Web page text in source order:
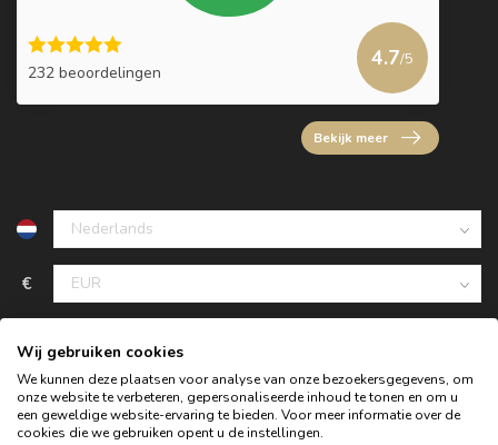
232 beoordelingen
4.7/5
Bekijk meer
€
Wij gebruiken cookies
We kunnen deze plaatsen voor analyse van onze bezoekersgegevens, om
onze website te verbeteren, gepersonaliseerde inhoud te tonen en om u
een geweldige website-ervaring te bieden. Voor meer informatie over de
cookies die we gebruiken opent u de instellingen.